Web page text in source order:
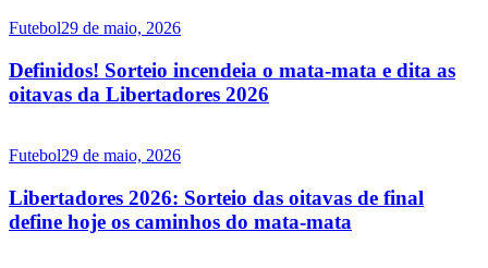
Futebol29 de maio, 2026
Definidos! Sorteio incendeia o mata-mata e dita as
oitavas da Libertadores 2026
Futebol29 de maio, 2026
Libertadores 2026: Sorteio das oitavas de final
define hoje os caminhos do mata-mata